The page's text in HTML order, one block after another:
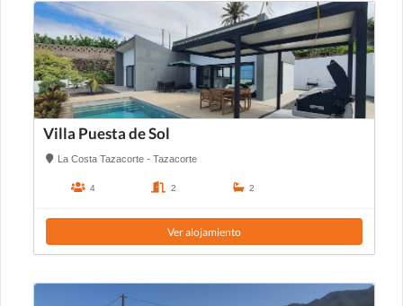
Villa Puesta de Sol
La Costa Tazacorte - Tazacorte
4 2 2
Ver alojamiento